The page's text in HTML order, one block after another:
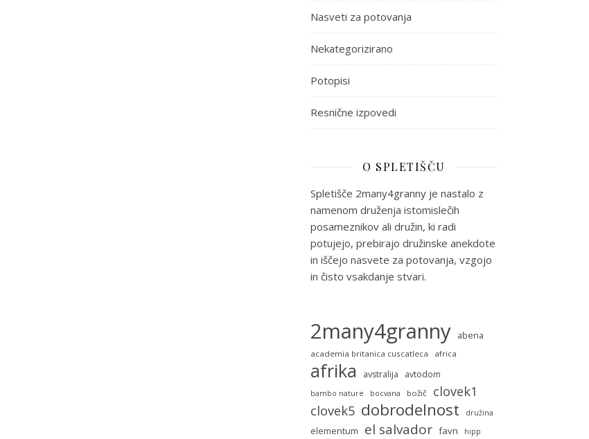
Nasveti za potovanja
Nekategorizirano
Potopisi
Resnične izpovedi
O SPLETIŠČU
Spletišče 2many4granny je nastalo z
namenom druženja istomislečih
posameznikov ali družin, ki radi
potujejo, prebirajo družinske anekdote
in iščejo nasvete za potovanja, vzgojo
in čisto vsakdanje stvari.
2many4granny abena
academia britanica cuscatleca africa
afrika avstralija avtodom
bambo nature bocvana božič clovek1
clovek5 dobrodelnost družina
elementum el salvador favn hipp